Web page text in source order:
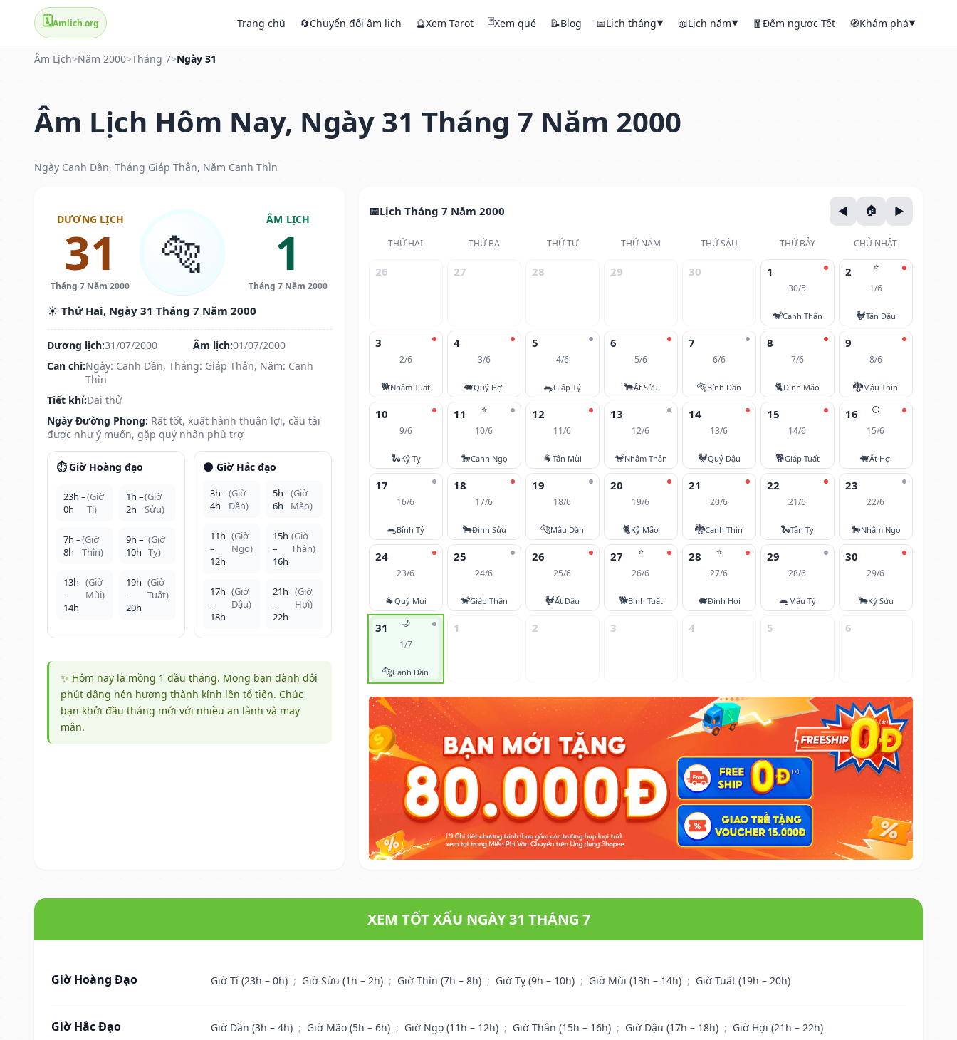
🗓️Amlich.org Trang chủ 🔄Chuyển đổi âm lịch 🔮Xem Tarot 🃏Xem quẻ 📝Blog 📅Lịch tháng▼ 📖Lịch năm▼ 🧧Đếm ngược Tết 🧭Khám phá▼
Âm Lịch>Năm 2000>Tháng 7>Ngày 31
Âm Lịch Hôm Nay, Ngày 31 Tháng 7 Năm 2000
Ngày Canh Dần, Tháng Giáp Thân, Năm Canh Thìn
DƯƠNG LỊCH
31
Tháng 7 Năm 2000
🐅
ÂM LỊCH
1
Tháng 7 Năm 2000
☀️ Thứ Hai, Ngày 31 Tháng 7 Năm 2000
Dương lịch:31/07/2000 Âm lịch:01/07/2000
Can chi:Ngày: Canh Dần, Tháng: Giáp Thân, Năm: Canh
Thìn
Tiết khí:Đại thử
Ngày Đường Phong: Rất tốt, xuất hành thuận lợi, cầu tài
được như ý muốn, gặp quý nhân phù trợ
⏱️ Giờ Hoàng đạo
23h –
0h
(Giờ
Tí)
1h –
2h
(Giờ
Sửu)
7h –
8h
(Giờ
Thìn)
9h –
10h
(Giờ
Tỵ)
13h
–
14h
(Giờ
Mùi)
19h
–
20h
(Giờ
Tuất)
🌑 Giờ Hắc đạo
3h –
4h
(Giờ
Dần)
5h –
6h
(Giờ
Mão)
11h
–
12h
(Giờ
Ngọ)
15h
–
16h
(Giờ
Thân)
17h
–
18h
(Giờ
Dậu)
21h
–
22h
(Giờ
Hợi)
✨ Hôm nay là mồng 1 đầu tháng. Mong bạn dành đôi
phút dâng nén hương thành kính lên tổ tiên. Chúc
bạn khởi đầu tháng mới với nhiều an lành và may
mắn.
Lịch Tháng 7 Năm 2000
THỨ HAI THỨ BA THỨ TƯ THỨ NĂM THỨ SÁU THỨ BẢY CHỦ NHẬT
26 27 28 29 30 1
30/5
🐒Canh Thân
⭐
2
1/6
🐓Tân Dậu
3
2/6
🐕Nhâm Tuất
4
3/6
🐖Quý Hợi
5
4/6
🐀Giáp Tý
6
5/6
🐂Ất Sửu
7
6/6
🐅Bính Dần
8
7/6
🐈Đinh Mão
9
8/6
🐉Mậu Thìn
10
9/6
🐍Kỷ Tỵ
⭐
11
10/6
🐎Canh Ngọ
12
11/6
🐐Tân Mùi
13
12/6
🐒Nhâm Thân
14
13/6
🐓Quý Dậu
15
14/6
🐕Giáp Tuất
🌕
16
15/6
🐖Ất Hợi
17
16/6
🐀Bính Tý
18
17/6
🐂Đinh Sửu
19
18/6
🐅Mậu Dần
20
19/6
🐈Kỷ Mão
21
20/6
🐉Canh Thìn
22
21/6
🐍Tân Tỵ
23
22/6
🐎Nhâm Ngọ
24
23/6
🐐Quý Mùi
25
24/6
🐒Giáp Thân
26
25/6
🐓Ất Dậu
⭐
27
26/6
🐕Bính Tuất
⭐
28
27/6
🐖Đinh Hợi
29
28/6
🐀Mậu Tý
30
29/6
🐂Kỷ Sửu
🌙
31
1/7
🐅Canh Dần
1 2 3 4 5 6
XEM TỐT XẤU NGÀY 31 THÁNG 7
Giờ Hoàng Đạo Giờ Tí (23h – 0h) ; Giờ Sửu (1h – 2h) ; Giờ Thìn (7h – 8h) ; Giờ Tỵ (9h – 10h) ; Giờ Mùi (13h – 14h) ; Giờ Tuất (19h – 20h)
Giờ Hắc Đạo Giờ Dần (3h – 4h) ; Giờ Mão (5h – 6h) ; Giờ Ngọ (11h – 12h) ; Giờ Thân (15h – 16h) ; Giờ Dậu (17h – 18h) ; Giờ Hợi (21h – 22h)